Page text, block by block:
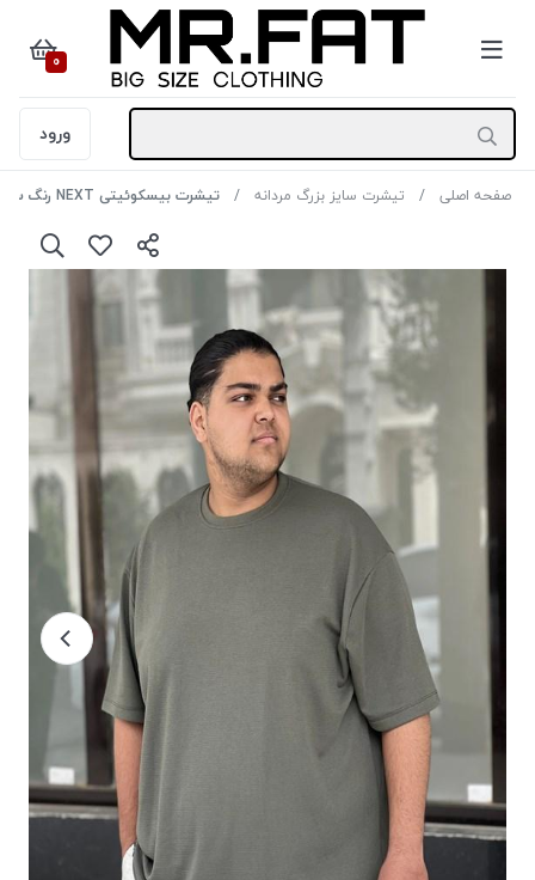
0
ورود
صفحه اصلی تیشرت سایز بزرگ مردانه تیشرت بیسکوئیتی NEXT رنگ سبز سایز3XL